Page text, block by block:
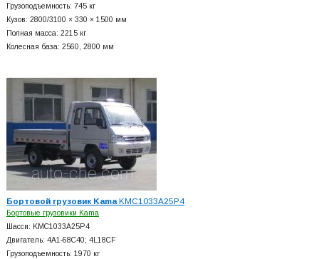
Грузоподъемность: 745 кг
Кузов: 2800/3100 × 330 × 1500 мм
Полная масса: 2215 кг
Колесная база: 2560, 2800 мм
Бортовой грузовик KamaKMC1033A25P4
Бортовые грузовики Kama
Шасси: KMC1033A25P4
Двигатель: 4A1-68C40; 4L18CF
Грузоподъемность: 1970 кг